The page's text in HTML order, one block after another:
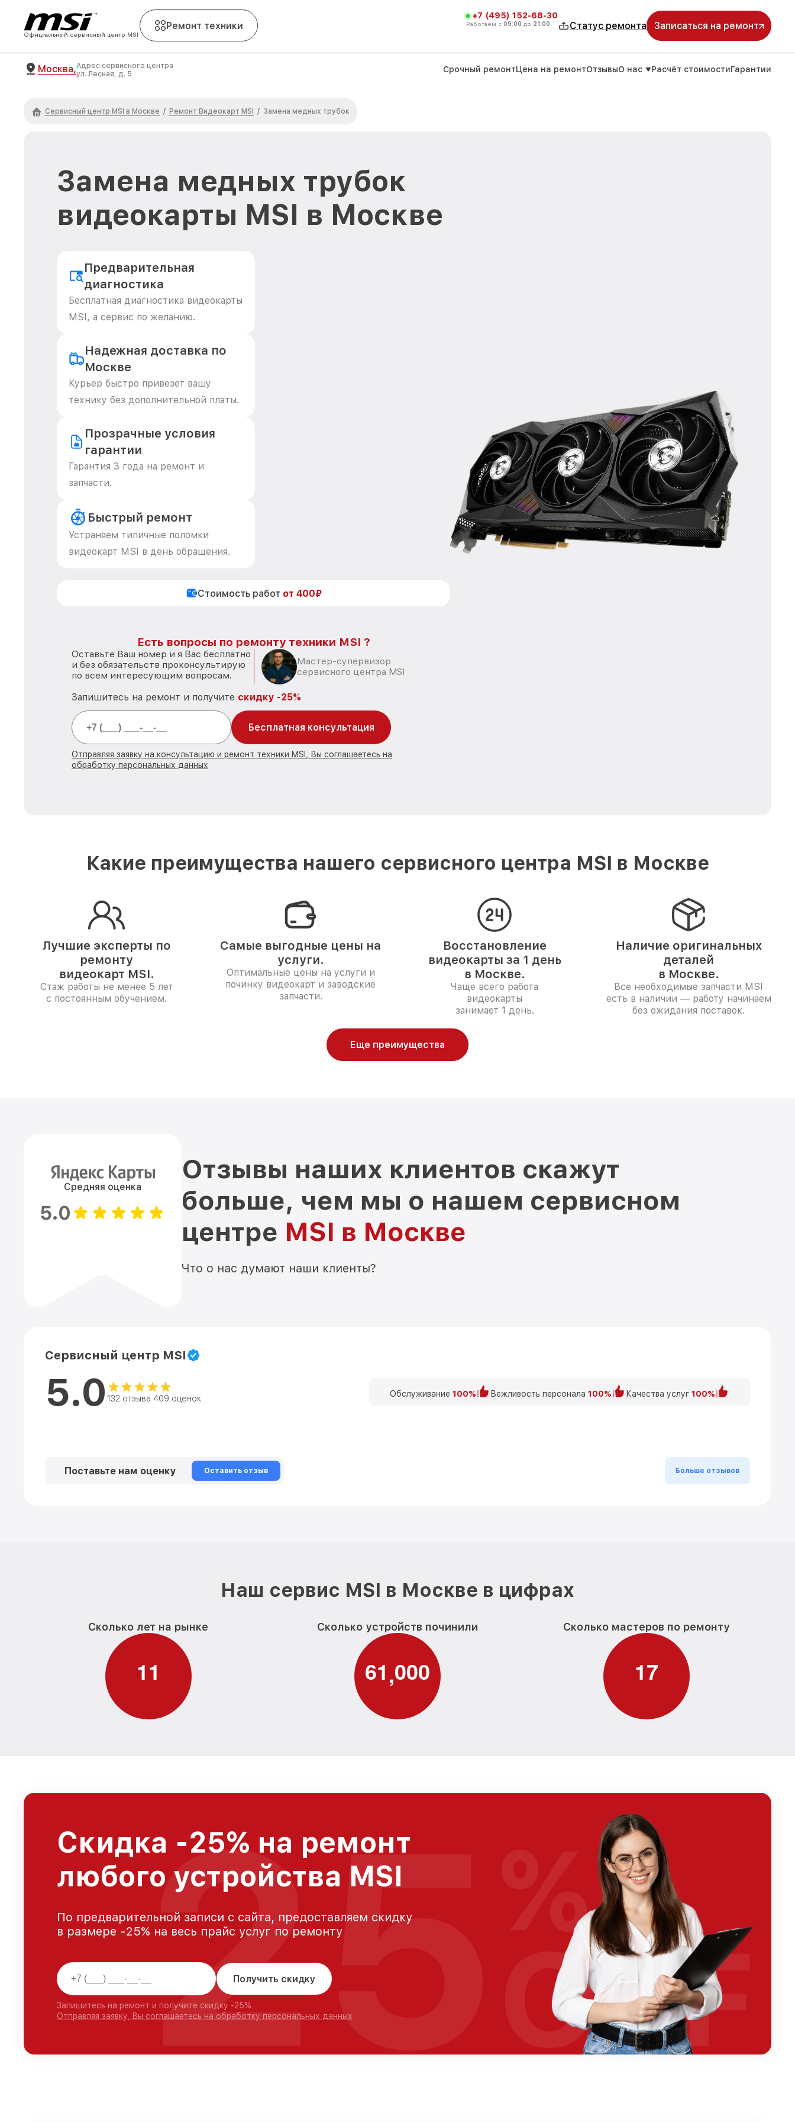
Официальный сервисный центр MSI
Ремонт техники
+7 (495) 152-68-30
Работаем с 09:00 до 21:00 Статус ремонта Записаться на ремонт
Москва,Адрес сервисного центра
ул. Лесная, д. 5
Срочный ремонтЦена на ремонтОтзывыО нас Расчёт стоимостиГарантии
Сервисный центр MSI в Москве / Ремонт Видеокарт MSI / Замена медных трубок
Замена медных трубок
видеокарты MSI в Москве
Предварительная
диагностика
Бесплатная диагностика видеокарты
MSI, а сервис по желанию.
Надежная доставка по
Москве
Курьер быстро привезет вашу
технику без дополнительной платы.
Прозрачные условия
гарантии
Гарантия 3 года на ремонт и
запчасти.
Быстрый ремонт
Устраняем типичные поломки
видеокарт MSI в день обращения.
Стоимость работ от 400₽
Есть вопросы по ремонту техники MSI ?
Оставьте Ваш номер и я Вас бесплатно
и без обязательств проконсультирую
по всем интересующим вопросам.
Мастер-супервизор
сервисного центра MSI
Запишитесь на ремонт и получите скидку -25%
Бесплатная консультация
Отправляя заявку на консультацию и ремонт техники MSI, Вы соглашаетесь на
обработку персональных данных
Какие преимущества нашего сервисного центра MSI в Москве
Лучшие эксперты по
ремонту
видеокарт MSI.
Стаж работы не менее 5 лет
с постоянным обучением.
Самые выгодные цены на
услуги.
Оптимальные цены на услуги и
починку видеокарт и заводские
запчасти.
Восстановление
видеокарты за 1 день
в Москве.
Чаще всего работа
видеокарты
занимает 1 день.
Наличие оригинальных
деталей
в Москве.
Все необходимые запчасти MSI
есть в наличии — работу начинаем
без ожидания поставок.
Еще преимущества
Средняя оценка
5.0
Отзывы наших клиентов скажут
больше, чем мы о нашем сервисном
центре MSI в Москве
Что о нас думают наши клиенты?
Сервисный центр MSI
5.0 132 отзыва 409 оценок Обслуживание 100% Вежливость персонала 100% Качества услуг 100%
Поставьте нам оценку Оставить отзыв Больше отзывов
Наш сервис MSI в Москве в цифрах
Сколько лет на рынке
11
Сколько устройств починили
61,000
Сколько мастеров по ремонту
17
Скидка -25% на ремонт
любого устройства MSI
По предварительной записи с сайта, предоставляем скидку
в размере -25% на весь прайс услуг по ремонту
Получить скидку
Запишитесь на ремонт и получите скидку -25%
Отправляя заявку, Вы соглашаетесь на обработку персональных данных
25 %
OFF